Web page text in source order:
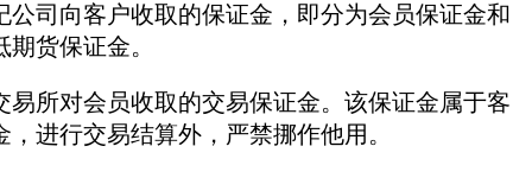
司向客户收取的保证金，即分为会员保证金和
货保证金。
所对会员收取的交易保证金。该保证金属于客
进行交易结算外，严禁挪作他用。